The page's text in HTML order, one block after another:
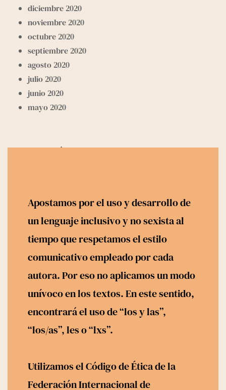
diciembre 2020
noviembre 2020
octubre 2020
septiembre 2020
agosto 2020
julio 2020
junio 2020
mayo 2020
Categorías
Devocionales
Entrevistas
Noticias
Recursos
Uncategorized
Apostamos por el uso y desarrollo de
un lenguaje inclusivo y no sexista al
tiempo que respetamos el estilo
comunicativo empleado por cada
autora. Por eso no aplicamos un modo
unívoco en los textos. En este sentido,
encontrará el uso de “los y las”,
“los/as”, les o “lxs”.
Utilizamos elCódigo de Éticade la
Federación Internacional de